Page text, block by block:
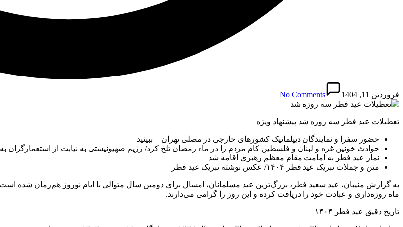
فروردین 11, 1404 No Comments
تعطیلات عید فطر سه روزه شد پیشنهاد ویژه
حضور سفرا و نمایندگان دیپلماتیک کشورهای خارجی در مصلی تهران + ببینید
حوادث خونین غزه و لبنان و فلسطین کام مردم را در ماه رمضان تلخ کرد/ رژیم صهیونیستی به نیابت از استعمارگران
نماز عید فطر به امامت مقام معظم رهبری اقامه شد
متن و جملات تبریک عید فطر ۱۴۰۴/ عکس نوشته تبریک عید فطر
به گزارش منیبان، عید سعید فطر، بزرگ‌ترین عید مسلمانان، امسال برای دومین سال متوالی با ایام نوروز هم‌زمان شده
ماه روزه‌داری و عبادت خود را دریافت کرده و این روز را گرامی می‌دارند.
تاریخ دقیق عید فطر ۱۴۰۴